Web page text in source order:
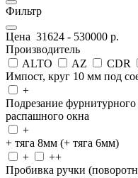
Фильтр
Цена 31624 - 530000 р.
Производитель
ALTO
AZ CDR
Импост, круг 10 мм под
+
Подрезание фурнитурного
распашного окна
+
+ тяга 8мм (+ тяга 6мм)
+
++
Пробивка ручки